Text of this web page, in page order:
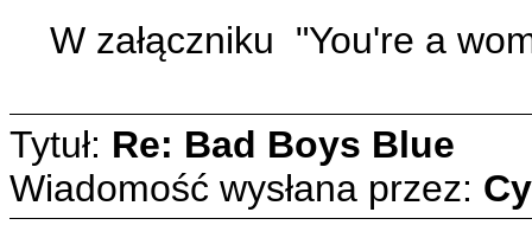
W załączniku "You're a
Tytuł: Re: Bad Boys Blue
Wiadomość wysłana przez: